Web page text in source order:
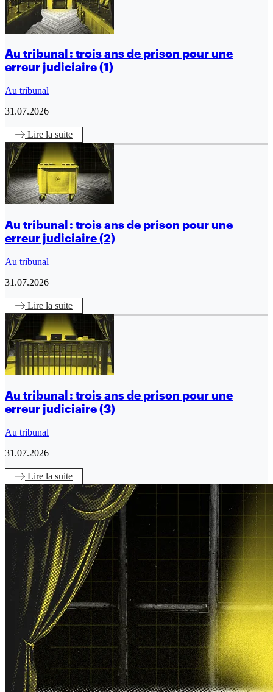
Au tribunal : trois ans de prison pour une
erreur judiciaire (1)
Au tribunal
31.07.2026
Lire la suite
Au tribunal : trois ans de prison pour une
erreur judiciaire (2)
Au tribunal
31.07.2026
Lire la suite
Au tribunal : trois ans de prison pour une
erreur judiciaire (3)
Au tribunal
31.07.2026
Lire la suite